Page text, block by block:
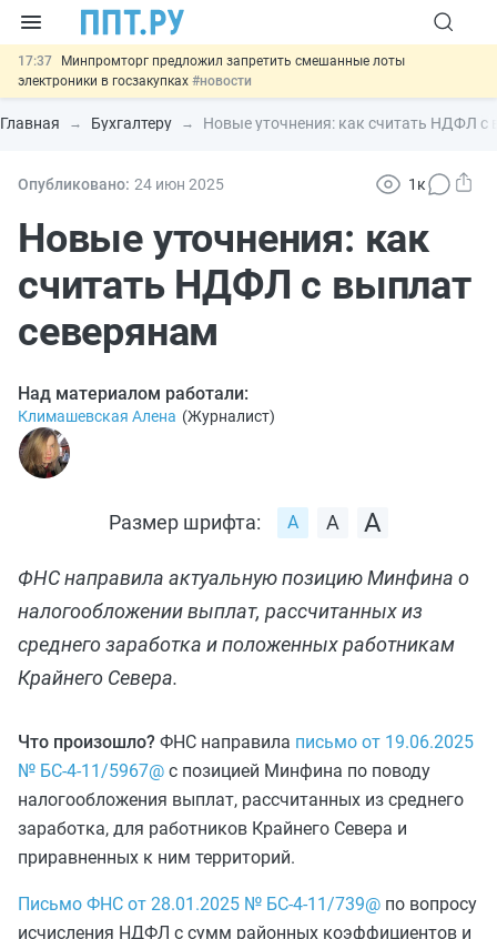
17:37
Минпромторг предложил запретить смешанные лоты
электроники в госзакупках #новости
17:13 Подписан указ об отмене спецрежима для вкладов физлиц из
недружественных стран
#новости
15:51 МВД запускает автоматическое аннулирование патента
13:48
банковской гарантией#новости
Главная Бухгалтеру Новые уточнения: как считать НДФЛ с
Опубликовано: 24 июн 2025 1к
Новые уточнения: как
считать НДФЛ с выплат
северянам
Над материалом работали:
Климашевская Алена (Журналист)
Размер шрифта:
ФНС направила актуальную позицию Минфина о
налогообложении выплат, рассчитанных из
среднего заработка и положенных работникам
Крайнего Севера.
Что произошло? ФНС направила письмо от 19.06.2025
№ БС-4-11/5967@ с позицией Минфина по поводу
налогообложения выплат, рассчитанных из среднего
заработка, для работников Крайнего Севера и
приравненных к ним территорий.
Письмо ФНС от 28.01.2025 № БС-4-11/739@ по вопросу
исчисления НДФЛ с сумм районных коэффициентов и